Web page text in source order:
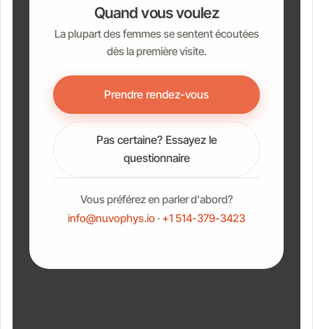
Quand vous voulez
La plupart des femmes se sentent écoutées
dès la première visite.
Prendre rendez-vous
Pas certaine? Essayez le
questionnaire
Vous préférez en parler d'abord?
info@nuvophys.io · +1 514-379-3423